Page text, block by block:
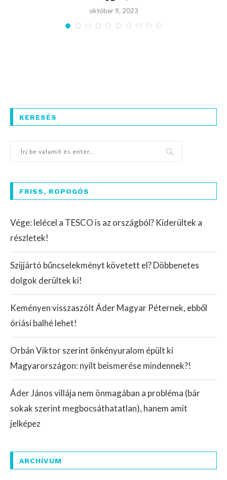
október 9, 2023
KERESÉS
FRISS, ROPOGÓS
Vége: lelécel a TESCO is az országból? Kiderültek a
részletek!
Szijjártó bűncselekményt követett el? Döbbenetes
dolgok derültek ki!
Keményen visszaszólt Áder Magyar Péternek, ebből
óriási balhé lehet!
Orbán Viktor szerint önkényuralom épült ki
Magyarországon: nyílt beismerése mindennek?!
Áder János villája nem önmagában a probléma (bár
sokak szerint megbocsáthatatlan), hanem amit
jelképez
ARCHÍVUM